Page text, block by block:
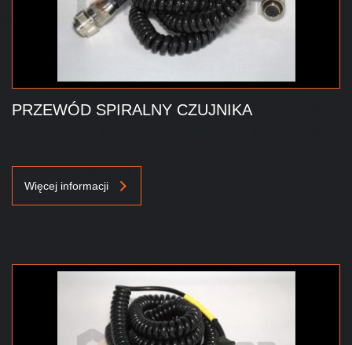
PRZEWÓD SPIRALNY CZUJNIKA
Więcej informacji